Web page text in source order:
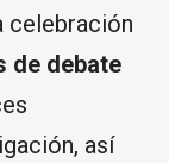
celebración
de debate
así